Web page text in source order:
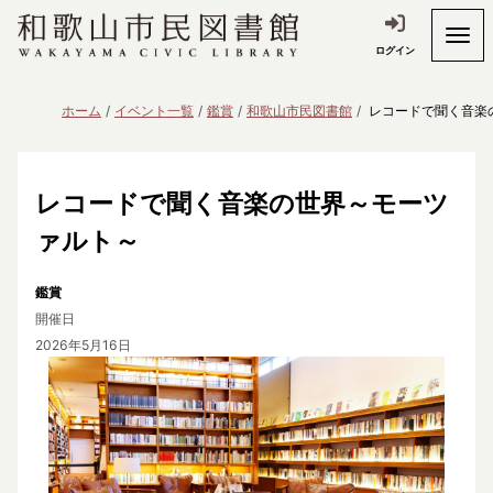
ログイン
ホーム イベント一覧 鑑賞 和歌山市民図書館 レコードで聞く音
レコードで聞く音楽の世界～モーツ
ァルト～
鑑賞
開催日
2026年5月16日